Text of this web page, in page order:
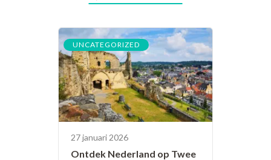
UNCATEGORIZED
27 januari 2026
Ontdek Nederland op Twee